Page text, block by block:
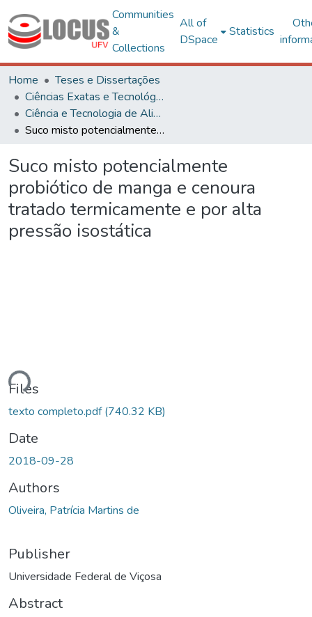
Communities
&
Collections
All of
DSpace
Statistics
Home
Teses e Dissertações
Ciências Exatas e Tecnológicas
Ciência e Tecnologia de Alimentos
Suco misto potencialmente probiótico de manga e cenoura tratado termicamente e por alta pressão isostática
Suco misto potencialmente
probiótico de manga e cenoura
tratado termicamente e por alta
pressão isostática
Loading...
Files
texto completo.pdf(740.32 KB)
Date
2018-09-28
Authors
Oliveira, Patrícia Martins de
Publisher
Universidade Federal de Viçosa
Abstract